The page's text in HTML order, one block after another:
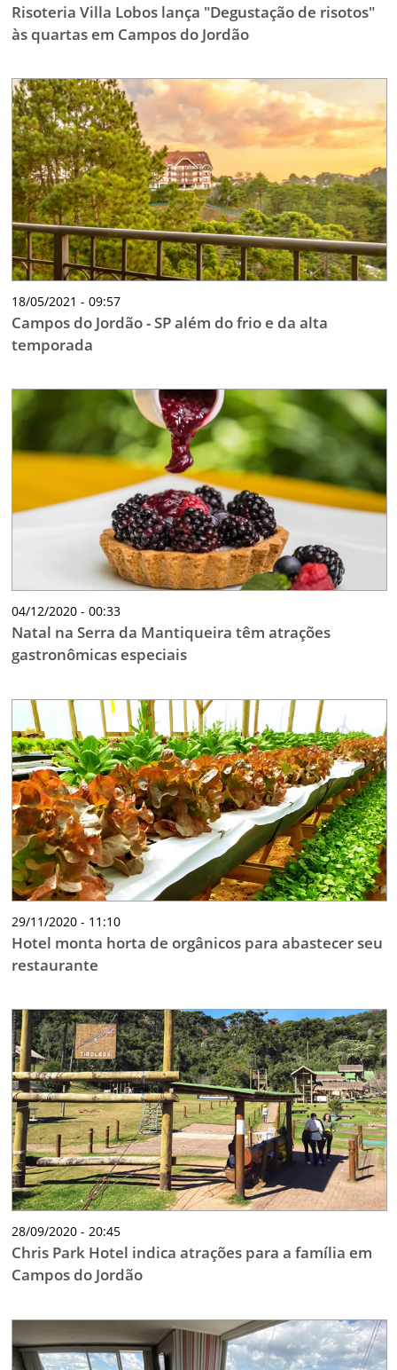
Risoteria Villa Lobos lança "Degustação de risotos"
às quartas em Campos do Jordão
18/05/2021 - 09:57
Campos do Jordão - SP além do frio e da alta
temporada
04/12/2020 - 00:33
Natal na Serra da Mantiqueira têm atrações
gastronômicas especiais
29/11/2020 - 11:10
Hotel monta horta de orgânicos para abastecer seu
restaurante
28/09/2020 - 20:45
Chris Park Hotel indica atrações para a família em
Campos do Jordão